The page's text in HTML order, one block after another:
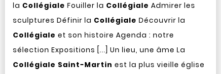
la Collégiale Fouiller la Collégiale Admirer les
sculptures Définir la Collégiale Découvrir la
Collégiale et son histoire Agenda : notre
sélection Expositions [...] Un lieu, une âme La
Collégiale Saint-Martin est la plus vieille église